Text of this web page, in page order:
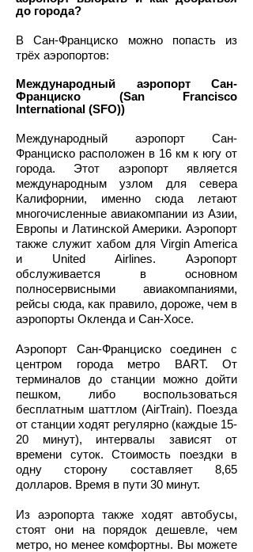
до города?
В Сан-Франциско можно попасть из
трёх аэропортов:
Международный аэропорт Сан-
Франциско (San Francisco
International (SFO))
Международный аэропорт Сан-
Франциско расположен в 16 км к югу от
города. Этот аэропорт является
международным узлом для севера
Калифорнии, именно сюда летают
многочисленные авиакомпании из Азии,
Европы и Латинской Америки. Аэропорт
также служит хабом для Virgin America
и United Airlines. Аэропорт
обслуживается в основном
полносервисными авиакомпаниями,
рейсы сюда, как правило, дороже, чем в
аэропорты Окленда и Сан-Хосе.
Аэропорт Сан-Франциско соединен с
центром города метро BART. От
терминалов до станции можно дойти
пешком, либо воспользоваться
бесплатным шаттлом (AirTrain). Поезда
от станции ходят регулярно (каждые 15-
20 минут), интервалы зависят от
времени суток. Стоимость поездки в
одну сторону составляет 8,65
долларов. Время в пути 30 минут.
Из аэропорта также ходят автобусы,
стоят они на порядок дешевле, чем
метро, но менее комфортны. Вы можете